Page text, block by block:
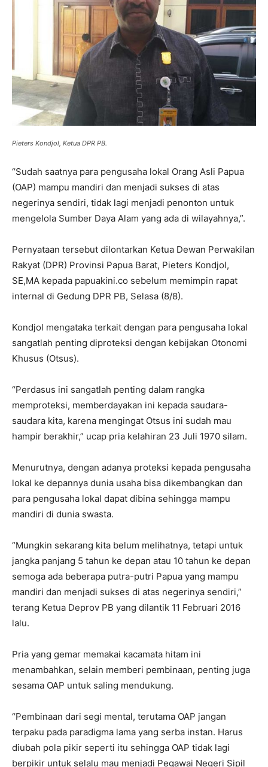
Pieters Kondjol, Ketua DPR PB.
“Sudah saatnya para pengusaha lokal Orang Asli Papua
(OAP) mampu mandiri dan menjadi sukses di atas
negerinya sendiri, tidak lagi menjadi penonton untuk
mengelola Sumber Daya Alam yang ada di wilayahnya,”.
Pernyataan tersebut dilontarkan Ketua Dewan Perwakilan
Rakyat (DPR) Provinsi Papua Barat, Pieters Kondjol,
SE,MA kepada papuakini.co sebelum memimpin rapat
internal di Gedung DPR PB, Selasa (8/8).
Kondjol mengataka terkait dengan para pengusaha lokal
sangatlah penting diproteksi dengan kebijakan Otonomi
Khusus (Otsus).
“Perdasus ini sangatlah penting dalam rangka
memproteksi, memberdayakan ini kepada saudara-
saudara kita, karena mengingat Otsus ini sudah mau
hampir berakhir,” ucap pria kelahiran 23 Juli 1970 silam.
Menurutnya, dengan adanya proteksi kepada pengusaha
lokal ke depannya dunia usaha bisa dikembangkan dan
para pengusaha lokal dapat dibina sehingga mampu
mandiri di dunia swasta.
“Mungkin sekarang kita belum melihatnya, tetapi untuk
jangka panjang 5 tahun ke depan atau 10 tahun ke depan
semoga ada beberapa putra-putri Papua yang mampu
mandiri dan menjadi sukses di atas negerinya sendiri,”
terang Ketua Deprov PB yang dilantik 11 Februari 2016
lalu.
Pria yang gemar memakai kacamata hitam ini
menambahkan, selain memberi pembinaan, penting juga
sesama OAP untuk saling mendukung.
“Pembinaan dari segi mental, terutama OAP jangan
terpaku pada paradigma lama yang serba instan. Harus
diubah pola pikir seperti itu sehingga OAP tidak lagi
berpikir untuk selalu mau menjadi Pegawai Negeri Sipil